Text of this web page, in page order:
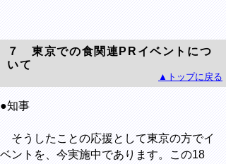
７ 東京での食関連PRイベントにつ
いて
▲トップに戻る
●知事
そうしたことの応援として東京の方でイ
ベントを、今実施中であります。この18